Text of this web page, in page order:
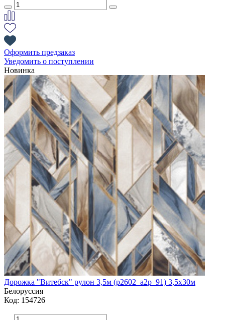
Оформить предзаказ
Уведомить о поступлении
Новинка
Дорожка "Витебск" рулон 3,5м (p2602_a2p_91) 3,5х30м
Белоруссия
Код: 154726